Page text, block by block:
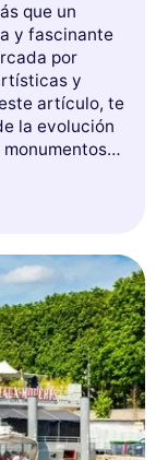
que un
y fascinante
por
y
artículo, te
la evolución
historia y los
Ya
páginas del
para ofrecer.